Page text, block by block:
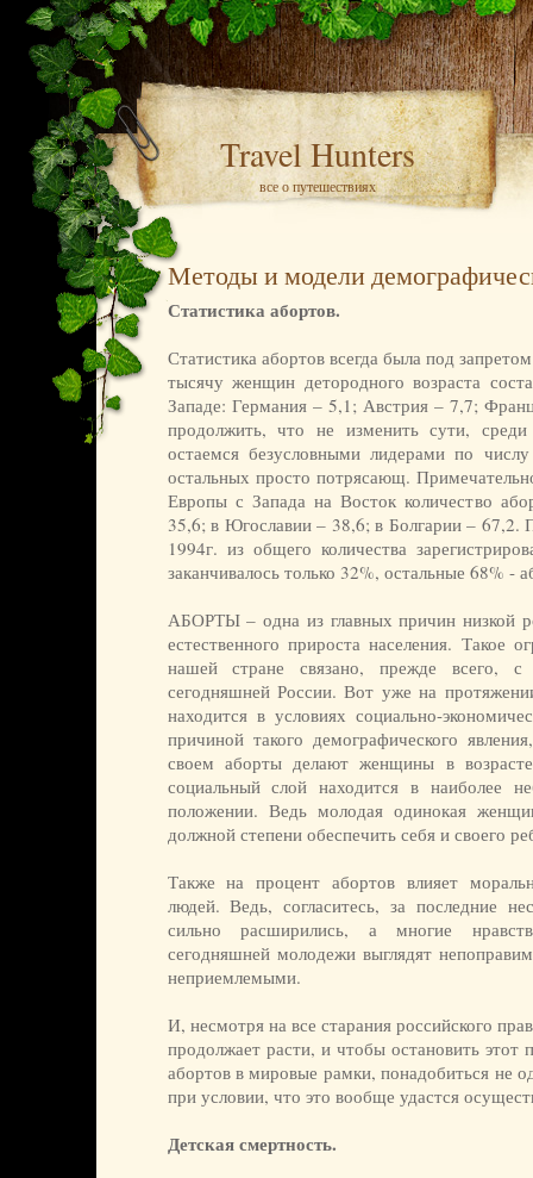
Travel Hunters
все о путешествиях
Методы и модели
Статистика абортов.
Статистика абортов всегда была под
тысячу женщин детородного возраста
Западе: Германия – 5,1; Австрия – 7,7;
продолжить, что не изменить сути,
остаемся безусловными лидерами по
остальных просто потрясающ.
Европы с Запада на Восток количество
35,6; в Югославии – 38,6; в Болгарии – 67,2.
1994г. из общего количества
заканчивалось только 32%, остальные 68% -
АБОРТЫ – одна из главных причин низкой
естественного прироста населения. Такое
нашей стране связано, прежде всего, с
сегодняшней России. Вот уже на
находится в условиях социально-
причиной такого демографического
своем аборты делают женщины в
социальный слой находится в наиболее
положении. Ведь молодая одинокая
должной степени обеспечить себя и своего
Также на процент абортов влияет
людей. Ведь, согласитесь, за последние
сильно расширились, а многие
сегодняшней молодежи выглядят
неприемлемыми.
И, несмотря на все старания российского
продолжает расти, и чтобы остановить этот
абортов в мировые рамки, понадобиться не
при условии, что это вообще удастся
Детская смертность.